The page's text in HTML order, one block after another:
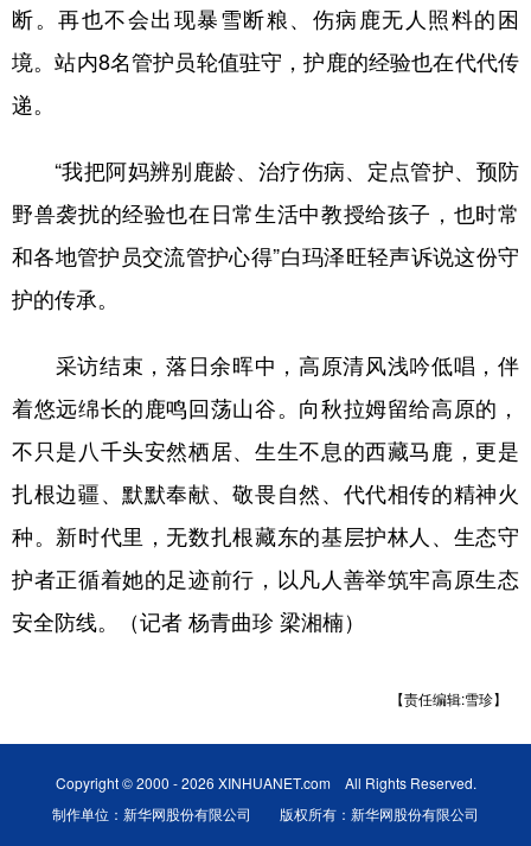
断。再也不会出现暴雪断粮、伤病鹿无人照料的困
境。站内8名管护员轮值驻守，护鹿的经验也在代代传
递。
“我把阿妈辨别鹿龄、治疗伤病、定点管护、预防
野兽袭扰的经验也在日常生活中教授给孩子，也时常
和各地管护员交流管护心得”白玛泽旺轻声诉说这份守
护的传承。
采访结束，落日余晖中，高原清风浅吟低唱，伴
着悠远绵长的鹿鸣回荡山谷。向秋拉姆留给高原的，
不只是八千头安然栖居、生生不息的西藏马鹿，更是
扎根边疆、默默奉献、敬畏自然、代代相传的精神火
种。新时代里，无数扎根藏东的基层护林人、生态守
护者正循着她的足迹前行，以凡人善举筑牢高原生态
安全防线。（记者 杨青曲珍 梁湘楠）
【责任编辑:雪珍】
Copyright © 2000 - 2026 XINHUANET.com All Rights Reserved.
制作单位：新华网股份有限公司 版权所有：新华网股份有限公司